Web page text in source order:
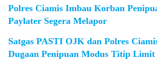
Polres Ciamis Imbau Korban
Paylater Segera Melapor
Satgas PASTI OJK dan Polres
Dugaan Penipuan Modus Titip Limit